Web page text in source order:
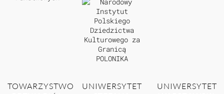
TOWARZYSTWO
UNIWERSYTET
UNIWERSYTET